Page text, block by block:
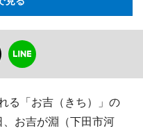
る「お吉（きち）」の
お吉が淵（下田市河